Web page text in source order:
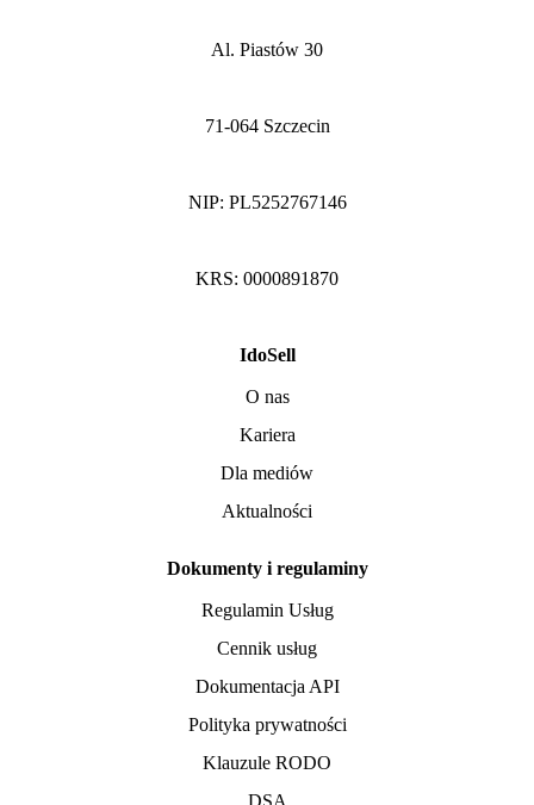
Al. Piastów 30
71-064 Szczecin
NIP: PL5252767146
KRS: 0000891870
IdoSell
O nas
Kariera
Dla mediów
Aktualności
Dokumenty i regulaminy
Regulamin Usług
Cennik usług
Dokumentacja API
Polityka prywatności
Klauzule RODO